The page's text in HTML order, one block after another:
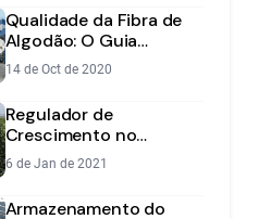
Qualidade da Fibra de
Algodão: O Guia
Completo para Valorizar
sua Produção
14 de Oct de 2020
Regulador de
Crescimento no
Algodão: Guia
Completo para Máxima
Produtividade
6 de Jan de 2021
Armazenamento do